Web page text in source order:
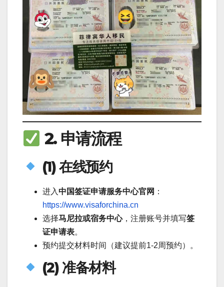
2. 申请流程
(1) 在线预约
进入中国签证申请服务中心官网 ：
https://www.visaforchina.cn
选择马尼拉或宿务中心，注册账号并填写签
证申请表。
预约提交材料时间（建议提前1-2周预约）。
(2) 准备材料